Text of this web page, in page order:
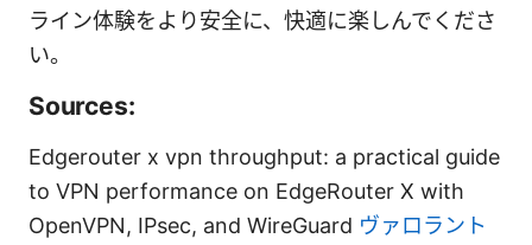
ライン体験をより安全に、快適に楽しんでくださ
い。
Sources:
Edgerouter x vpn throughput: a practical guide
to VPN performance on EdgeRouter X with
OpenVPN, IPsec, and WireGuard ヴァロラント